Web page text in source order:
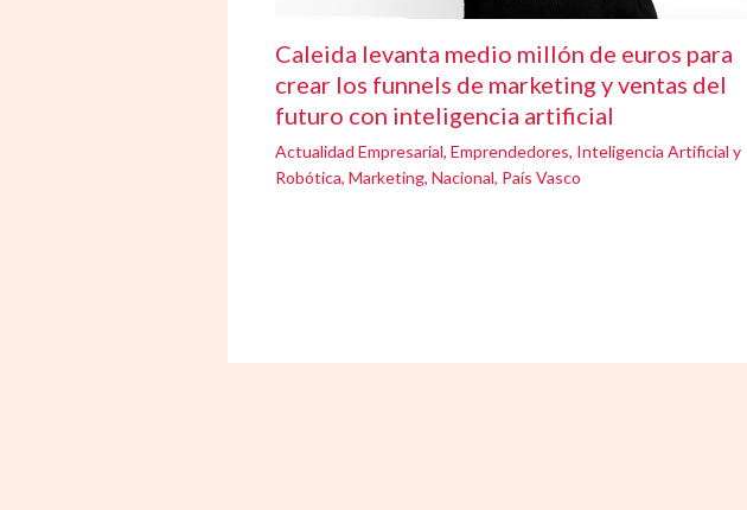
Caleida levanta medio millón de euros para
crear los funnels de marketing y ventas del
futuro con inteligencia artificial
Actualidad Empresarial, Emprendedores, Inteligencia Artificial y
Robótica, Marketing, Nacional, País Vasco